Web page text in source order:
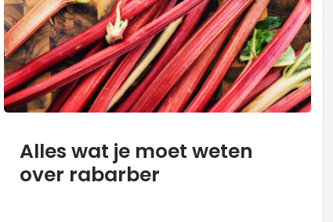
Alles wat je moet weten
over rabarber